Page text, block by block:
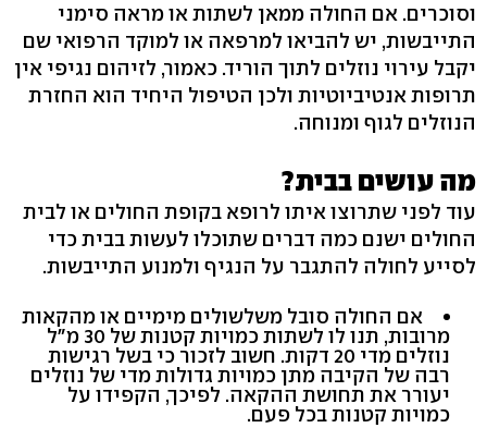
וסוכרים. אם החולה ממאן לשתות או מראה סימני
התייבשות, יש להביאו למרפאה או למוקד הרפואי שם
יקבל עירוי נוזלים לתוך הוריד. כאמור, לזיהום נגיפי אין
תרופות אנטיביוטיות ולכן הטיפול היחיד הוא החזרת
הנוזלים לגוף ומנוחה.
מה עושים בבית?
עוד לפני שתרוצו איתו לרופא בקופת החולים או לבית
החולים ישנם כמה דברים שתוכלו לעשות בבית כדי
לסייע לחולה להתגבר על הנגיף ולמנוע התייבשות.
אם החולה סובל משלשולים מימיים או מהקאות
מרובות, תנו לו לשתות כמויות קטנות של 30 מ"ל
נוזלים מדי 20 דקות. חשוב לזכור כי בשל רגישות
רבה של הקיבה מתן כמויות גדולות מדי של נוזלים
יעורר את תחושת ההקאה. לפיכך, הקפידו על
כמויות קטנות בכל פעם.